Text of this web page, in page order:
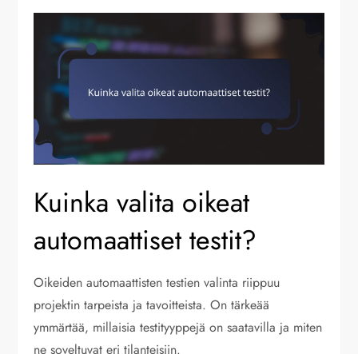
Kuinka valita oikeat
automaattiset testit?
Oikeiden automaattisten testien valinta riippuu
projektin tarpeista ja tavoitteista. On tärkeää
ymmärtää, millaisia testityyppejä on saatavilla ja miten
ne soveltuvat eri tilanteisiin.